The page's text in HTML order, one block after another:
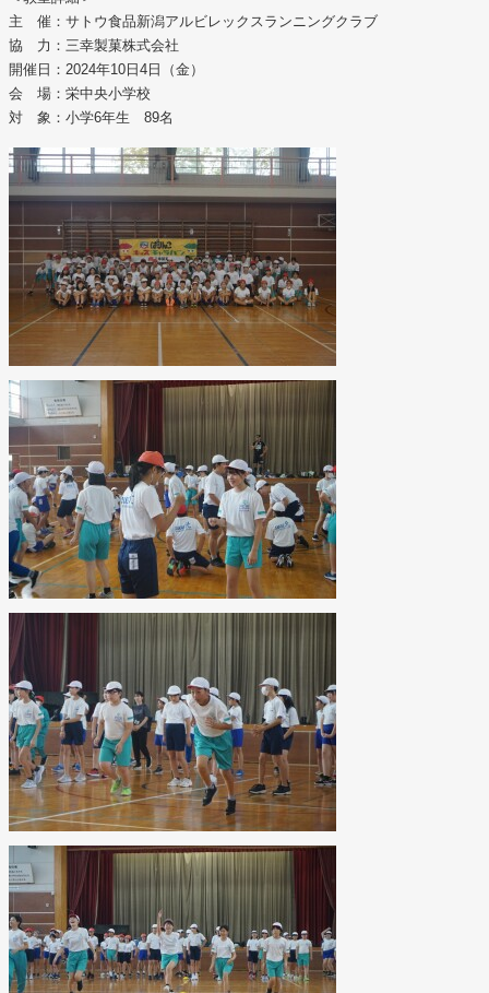
主 催：サトウ食品新潟アルビレックスランニングクラブ
協 力：三幸製菓株式会社
開催日：2024年10日4日（金）
会 場：栄中央小学校
対 象：小学6年生 89名